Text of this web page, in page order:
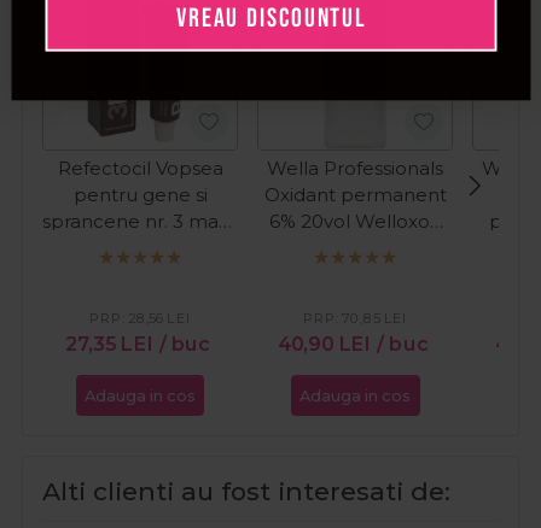
Refectocil Vopsea
pentru gene si
sprancene nr. 3 maro
natural 15ml
27,35 LEI / buc
PRP: 28,56 LEI
Adauga in cos
Wella Professionals
Oxidant permanent
6% 20vol Welloxon
Perfect 1000ml
40,90 LEI / buc
PRP:70,85 LEI
Adauga in cos
Wella
Alti clienti au fost interesati de:
VREAU DISCOUNTUL